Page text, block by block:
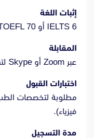
إثبات اللغة
IELTS 6 أو TOEFL 70+ أو اجتياز اختبار الجامعة (B2).
المقابلة
عبر Zoom أو Skype لتقييم مهارات التواصل.
اختبارات القبول
مطلوبة لتخصصات الطب
فيزياء).
مدة التسجيل